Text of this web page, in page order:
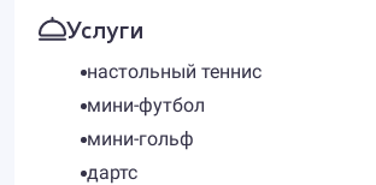
Услуги
настольный теннис
мини-футбол
мини-гольф
дартс